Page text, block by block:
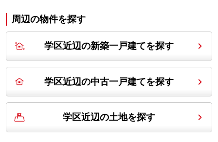
周辺の物件を探す
学区近辺の新築一戸建てを探す
学区近辺の中古一戸建てを探す
学区近辺の土地を探す